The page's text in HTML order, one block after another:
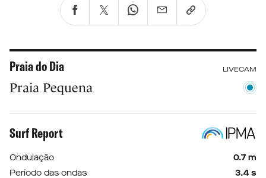
Praia do Dia LIVECAM
Praia Pequena
Surf Report
Ondulação
0.7 m
Período das ondas
3.4 s